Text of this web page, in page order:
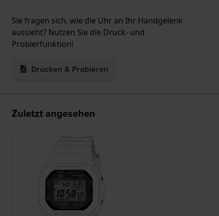
Sie fragen sich, wie die Uhr an Ihr Handgelenk
aussieht? Nutzen Sie die Druck- und
Probierfunktion!
Drucken & Probieren
Zuletzt angesehen